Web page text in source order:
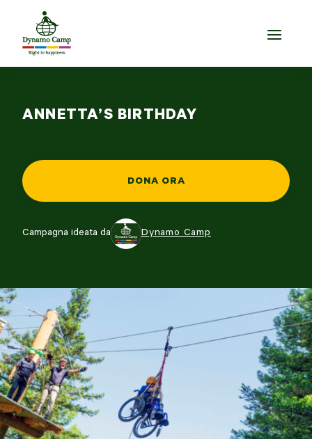
ANNETTA’S BIRTHDAY
DONA ORA
Campagna ideata da Dynamo Camp